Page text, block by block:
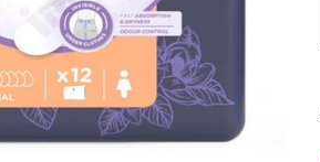
PYJAMA
ONTVLEKKER &
DEODORANT
ZWEMPAK KINDEREN